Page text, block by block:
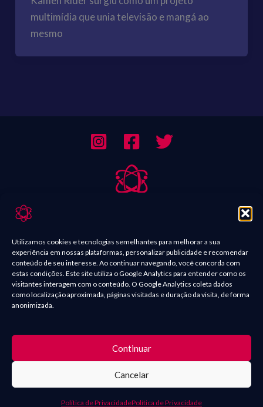
Utilizamos cookies e tecnologias semelhantes para melhorar a sua
experiência em nossas plataformas, personalizar publicidade e recomendar
conteúdo de seu interesse. Ao continuar navegando, você concorda com
estas condições. Este site utiliza o Google Analytics para entender como os
visitantes interagem com o conteúdo. O Google Analytics coleta dados
como localização aproximada, páginas visitadas e duração da visita, de forma
anonimizada.
Continuar
Cancelar
Política de PrivacidadePolítica de Privacidade
multimídia que unia televisão e mangá ao
mesmo
Contato
Política de Comentários
Política de Privacidade
Termos e condições
O conteúdo presente nas postagens, como imagens de filmes,
séries, quadrinhos, mangás e vídeos são marcas registradas e seus
direitos são de seus respectivos proprietários. | Copyright ©